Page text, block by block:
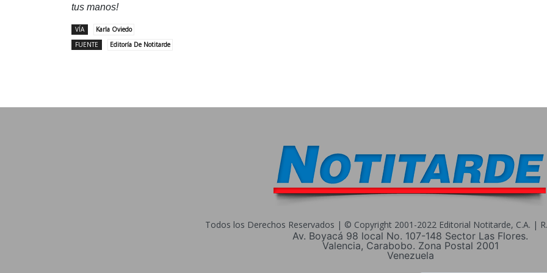
tus manos!
VÍA
Karla Oviedo
FUENTE
Editoría De Notitarde
Todos los Derechos Reservados | © Copyright 2001-2022 Editorial Notitarde, C.A. |
Av. Boyacá 98 local No. 107-148 Sector Las Flores.
Valencia, Carabobo. Zona Postal 2001
Venezuela